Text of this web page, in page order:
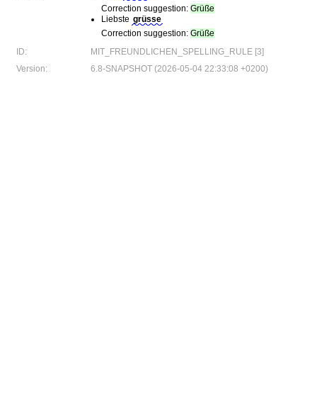
Correction suggestion: Grüße
Liebste grüsse
Correction suggestion: Grüße
ID:
MIT_FREUNDLICHEN_SPELLING_RULE [3]
Version:
6.8-SNAPSHOT (2026-05-04 22:33:08 +0200)